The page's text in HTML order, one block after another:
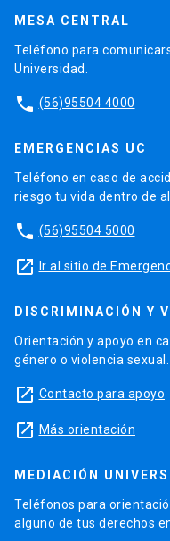
MESA CENTRAL
Teléfono para
Universidad.
phone (56)95504 4000
EMERGENCIAS UC
Teléfono en caso de
riesgo tu vida dentro de
phone (56)95504 5000
launch Ir al sitio de
DISCRIMINACIÓN Y
Orientación y apoyo en
género o violencia sexual.
launch Contacto para apoyo
launch Más orientación
MEDIACIÓN
Teléfonos para
alguno de tus derechos